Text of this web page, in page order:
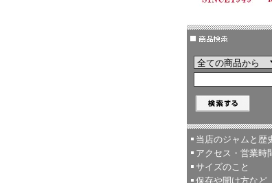
当店のジャムと歴
アクセス・営業時
サイズのこと
保存や開け方など